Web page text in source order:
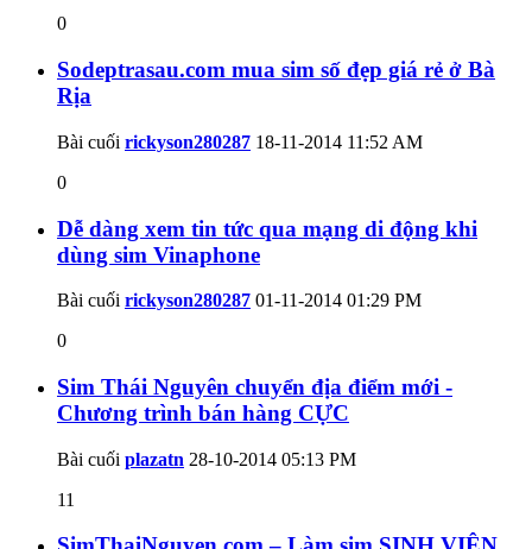
0
Sodeptrasau.com mua sim số đẹp giá rẻ ở Bà
Rịa
Bài cuối rickyson280287 18-11-2014 11:52 AM
0
Dễ dàng xem tin tức qua mạng di động khi
dùng sim Vinaphone
Bài cuối rickyson280287 01-11-2014 01:29 PM
0
Sim Thái Nguyên chuyển địa điểm mới -
Chương trình bán hàng CỰC
Bài cuối plazatn 28-10-2014 05:13 PM
11